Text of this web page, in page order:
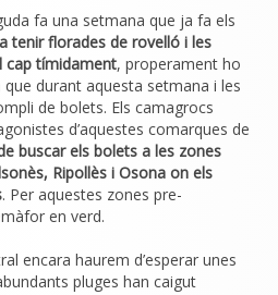
fa una setmana que ja fa els
tenir florades de rovelló i les
cap tímidament, properament ho
durant aquesta setmana i les
de bolets. Els camagrocs
d’aquestes comarques de
buscar els bolets a les zones
Ripollès i Osona on els
. Per aquestes zones pre-
en verd.
encara haurem d’esperar unes
pluges han caigut